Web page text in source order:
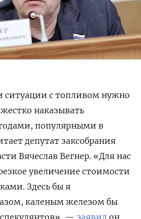
ситуации с топливом нужно
наказывать
популярными в
депутат заксобрания
Вячеслав Вегнер. «Для нас
увеличение стоимости
Здесь бы я
каленым железом бы
— заявил он